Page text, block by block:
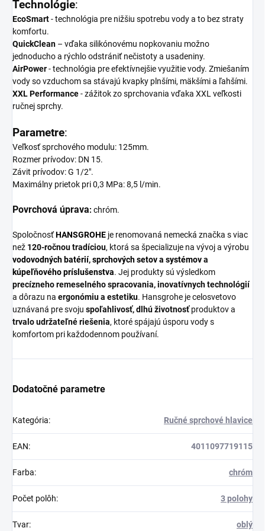
Technológie:
EcoSmart- technológia pre nižšiu spotrebu vody a to bez straty
komfortu.
QuickClean – vďaka silikónovému nopkovaniu možno
jednoducho a rýchlo odstrániť nečistoty a usadeniny.
AirPower- technológia pre efektívnejšie využitie vody. Zmiešaním
vody so vzduchom sa stávajú kvapky plnšími, mäkšími a ľahšími.
XXL Performance- zážitok zo sprchovania vďaka XXL veľkosti
ručnej sprchy.
Parametre:
Veľkosť sprchového modulu: 125mm.
Rozmer prívodov: DN 15.
Závit prívodov: G 1/2".
Maximálny prietok pri 0,3 MPa: 8,5 l/min.
Povrchová úprava: chróm.
SpoločnosťHANSGROHE je renomovaná nemecká značka s viac
než 120-ročnou tradíciou, ktorá sa špecializuje na vývoj a výrobu
vodovodných batérií,sprchových setov a systémova
kúpeľňového príslušenstva. Jej produkty sú výsledkom
precízneho remeselného spracovania, inovatívnych technológií
a dôrazu na ergonómiu a estetiku. Hansgrohe je celosvetovo
uznávaná pre svoju spoľahlivosť, dlhú životnosťproduktov a
trvalo udržateľné riešenia, ktoré spájajú úsporu vody s
komfortom pri každodennom používaní.
Dodatočné parametre
Kategória: Ručné sprchové hlavice
EAN: 4011097719115
Farba: chróm
Počet polôh: 3 polohy
Tvar: oblý